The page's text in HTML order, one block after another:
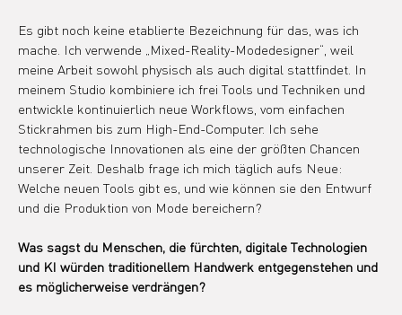
Es gibt noch keine etablierte Bezeichnung für das, was ich
mache. Ich verwende „Mixed-Reality-Modedesigner“, weil
meine Arbeit sowohl physisch als auch digital stattfindet. In
meinem Studio kombiniere ich frei Tools und Techniken und
entwickle kontinuierlich neue Workflows, vom einfachen
Stickrahmen bis zum High-End-Computer. Ich sehe
technologische Innovationen als eine der größten Chancen
unserer Zeit. Deshalb frage ich mich täglich aufs Neue:
Welche neuen Tools gibt es, und wie können sie den Entwurf
und die Produktion von Mode bereichern?
Was sagst du Menschen, die fürchten, digitale Technologien
und KI würden traditionellem Handwerk entgegenstehen und
es möglicherweise verdrängen?